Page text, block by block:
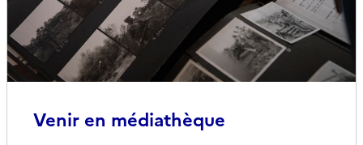
Venir en médiathèque